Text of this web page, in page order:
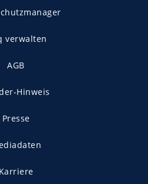
verwalten
AGB
Hinweis
Presse
Karriere